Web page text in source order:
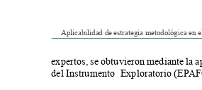
Aplicabilidad de estrategia metodológica en
expertos, se obtuvieron mediante la
del Instrumento  Exploratorio (EP